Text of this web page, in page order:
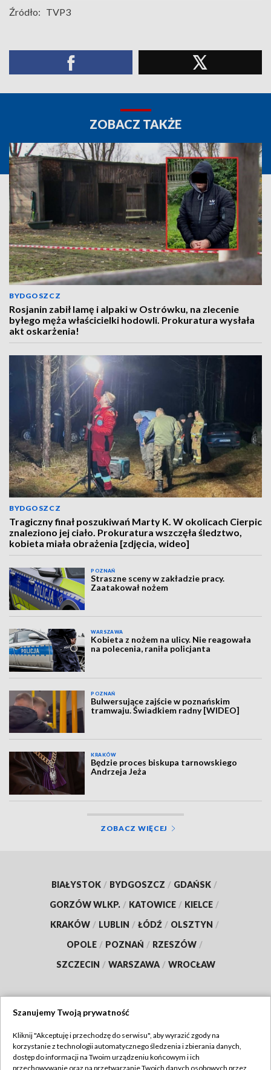
Źródło: TVP3
ZOBACZ TAKŻE
BYDGOSZCZ
Rosjanin zabił lamę i alpaki w Ostrówku, na zlecenie
byłego męża właścicielki hodowli. Prokuratura wysłała
akt oskarżenia!
BYDGOSZCZ
Tragiczny finał poszukiwań Marty K. W okolicach Cierpic
znaleziono jej ciało. Prokuratura wszczęła śledztwo,
kobieta miała obrażenia [zdjęcia, wideo]
POZNAŃ
Straszne sceny w zakładzie pracy.
Zaatakował nożem
WARSZAWA
Kobieta z nożem na ulicy. Nie reagowała
na polecenia, raniła policjanta
POZNAŃ
Bulwersujące zajście w poznańskim
tramwaju. Świadkiem radny [WIDEO]
KRAKÓW
Będzie proces biskupa tarnowskiego
Andrzeja Jeża
ZOBACZ WIĘCEJ
BIAŁYSTOK / BYDGOSZCZ / GDAŃSK /
GORZÓW WLKP. / KATOWICE / KIELCE /
KRAKÓW / LUBLIN / ŁÓDŹ / OLSZTYN /
OPOLE / POZNAŃ / RZESZÓW /
SZCZECIN / WARSZAWA / WROCŁAW
TVP
Szanujemy Twoją prywatność
Kliknij "Akceptuję i przechodzę do serwisu", aby wyrazić zgody na
korzystanie z technologii automatycznego śledzenia i zbierania danych,
dostęp do informacji na Twoim urządzeniu końcowym i ich
przechowywanie oraz na przetwarzanie Twoich danych osobowych przez